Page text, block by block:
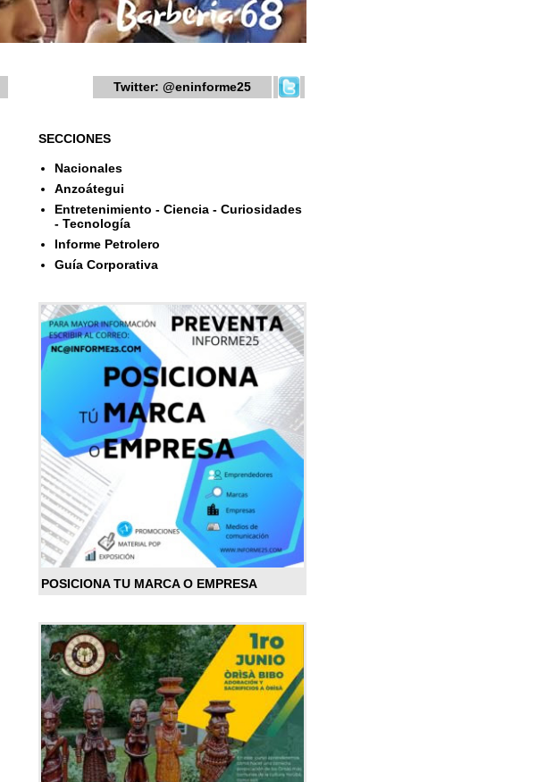
Twitter: @eninforme25
SECCIONES
Nacionales
Anzoátegui
Entretenimiento - Ciencia - Curiosidades
- Tecnología
Informe Petrolero
Guía Corporativa
POSICIONA TU MARCA O EMPRESA